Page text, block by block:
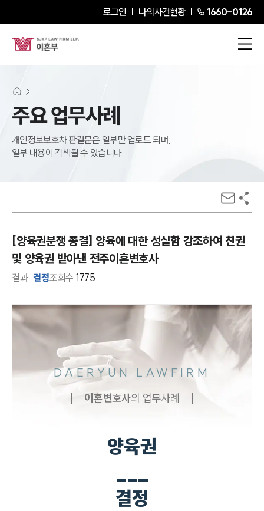
로그인 나의사건현황 1660-0126
주요 업무사례
개인정보보호차 판결문은 일부만 업로드 되며,
일부 내용이 각색될 수 있습니다.
[양육권분쟁 종결] 양육에 대한 성실함 강조하여 친권
및 양육권 받아낸 전주이혼변호사
결과 결정조회수 1775
DAERYUN LAWFIRM
이혼변호사의 업무사례
양육권
___
결정